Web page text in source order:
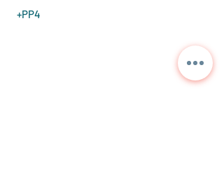
+PP4